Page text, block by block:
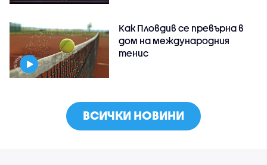
Как Пловдив се превърна в
дом на международния
тенис
ВСИЧКИ НОВИНИ